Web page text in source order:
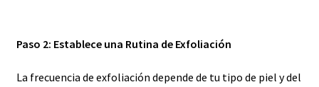
Paso 2: Establece una Rutina de Exfoliación
La frecuencia de exfoliación depende de tu tipo de piel y del